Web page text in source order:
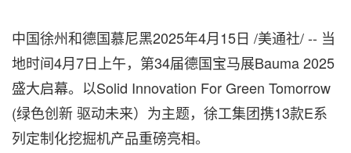
中国徐州和德国慕尼黑2025年4月15日 /美通社/ -- 当
地时间4月7日上午，第34届德国宝马展Bauma 2025
盛大启幕。以Solid Innovation For Green Tomorrow
(绿色创新 驱动未来）为主题，徐工集团携13款E系
列定制化挖掘机产品重磅亮相。